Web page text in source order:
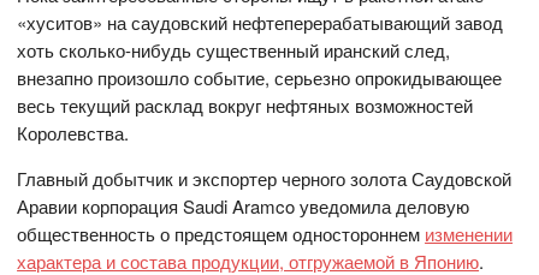
«хуситов» на саудовский нефтеперерабатывающий завод
хоть сколько-нибудь существенный иранский след,
внезапно произошло событие, серьезно опрокидывающее
весь текущий расклад вокруг нефтяных возможностей
Королевства.
Главный добытчик и экспортер черного золота Саудовской
Аравии корпорация Saudi Aramco уведомила деловую
общественность о предстоящем одностороннем изменении
характера и состава продукции, отгружаемой в Японию.